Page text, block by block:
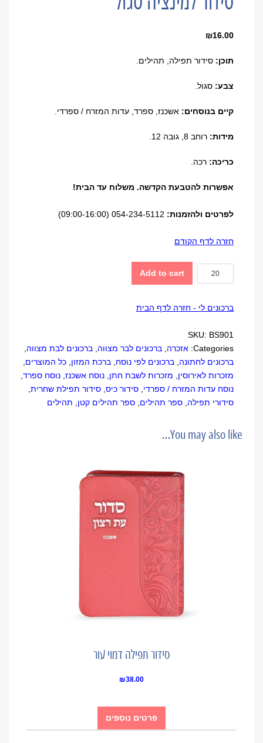
₪16.00
תוכן: סידור תפילה, תהילים.
צבע: סגול.
קיים בנוסחים: אשכנז, ספרד, עדות המזרח / ספרדי.
מידות: רוחב 8, גובה 12.
כריכה: רכה.
אפשרות להטבעת הקדשה. משלוח עד הבית!
לפרטים ולהזמנות:
חזרה לדף הקודם
סידור
למינציה
quantity
Add to cart
ברכונים לי - חזרה לדף הבית
SKU: BS901
Categories: אזכרה ברכונים לבר מצווה ברכונים לבת מצווה
ברכונים לחתונה ברכונים לפי נוסח ברכת המזון כל המוצרים
מזכרות לאירוסין
מזכרות לשבת חתן נוסח אשכנז נוסח ספרד
נוסח עדות המזרח / ספרדי סידור כיס סידור תפילת שחרית
סידורי תפילה ספר תהילים ספר תהילים קטן תהילים
You may also like…
סידור תפילה דמוי עור
₪38.00
פרטים נוספים